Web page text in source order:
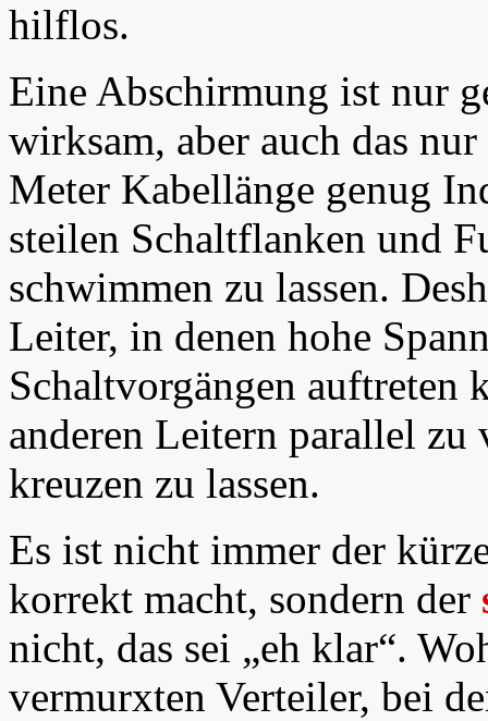
hilflos.
Eine Abschirmung ist nur
wirksam, aber auch das
Meter Kabellänge genug
steilen Schaltflanken und
schwimmen zu lassen.
Leiter, in denen hohe
Schaltvorgängen auftreten
anderen Leitern parallel zu
kreuzen zu lassen.
Es ist nicht immer der
korrekt macht, sondern der
nicht, das sei „eh klar“.
vermurxten Verteiler, bei